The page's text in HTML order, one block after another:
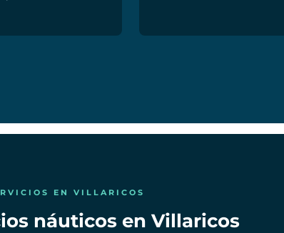
EN VILLARICOS
náuticos en Villaricos